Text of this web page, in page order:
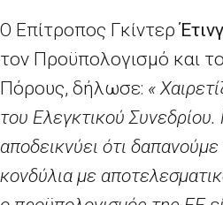
Ο Eπίτροπος Γκίντερ
τον Προϋπολογισμό και
Πόρους, δήλωσε: «
του Ελεγκτικού
αποδεικνύει ότι
κονδύλια με